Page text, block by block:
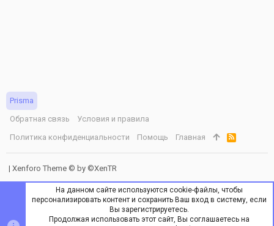
Prisma
Обратная связь
Условия и правила
Политика конфиденциальности
Помощь Главная
R
S
S
| Xenforo Theme © by ©XenTR
На данном сайте используются cookie-файлы, чтобы
персонализировать контент и сохранить Ваш вход в систему, если
Вы зарегистрируетесь.
Продолжая использовать этот сайт, Вы соглашаетесь на